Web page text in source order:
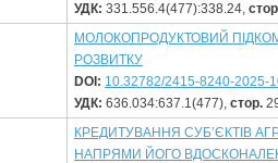
УДК: 331.556.4(477):338.24,
МОЛОКОПРОДУКТОВИЙ
РОЗВИТКУ
DOI: 10.32782/2415-8240-2025-
УДК: 636.034:637.1(477), стор.
КРЕДИТУВАННЯ СУБ’ЄКТІВ
НАПРЯМИ ЙОГО